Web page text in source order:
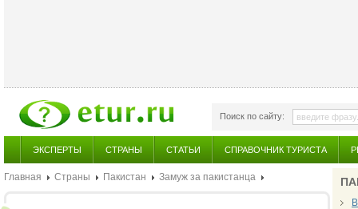
Поиск по сайту:
ЭКСПЕРТЫ СТРАНЫ СТАТЬИ СПРАВОЧНИК ТУРИСТА
Главная Страны Пакистан Замуж за пакистанца